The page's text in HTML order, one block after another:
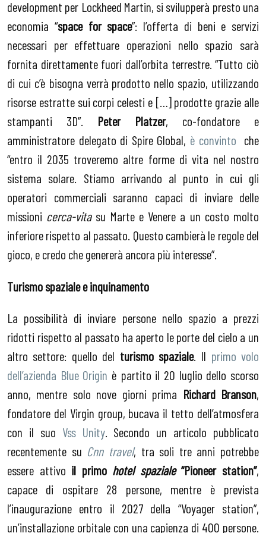
development per Lockheed Martin, si svilupperà presto una
economia “space for space”: l’offerta di beni e servizi
necessari per effettuare operazioni nello spazio sarà
fornita direttamente fuori dall’orbita terrestre. “Tutto ciò
di cui c’è bisogna verrà prodotto nello spazio, utilizzando
risorse estratte sui corpi celesti e […] prodotte grazie alle
stampanti 3D”. Peter Platzer, co-fondatore e
amministratore delegato di Spire Global, è convinto che
“entro il 2035 troveremo altre forme di vita nel nostro
sistema solare. Stiamo arrivando al punto in cui gli
operatori commerciali saranno capaci di inviare delle
missioni cerca-vitasu Marte e Venere a un costo molto
inferiore rispetto al passato. Questo cambierà le regole del
gioco, e credo che genererà ancora più interesse”.
Turismo spaziale e inquinamento
La possibilità di inviare persone nello spazio a prezzi
ridotti rispetto al passato ha aperto le porte del cielo a un
altro settore: quello del turismo spaziale. Il primo volo
dell’azienda Blue Origin è partito il 20 luglio dello scorso
anno, mentre solo nove giorni prima Richard Branson,
fondatore del Virgin group, bucava il tetto dell’atmosfera
con il suo Vss Unity. Secondo un articolo pubblicato
recentemente su Cnn travel, tra soli tre anni potrebbe
essere attivo il primo hotel spaziale“Pioneer station”,
capace di ospitare 28 persone, mentre è prevista
l’inaugurazione entro il 2027 della “Voyager station”,
un’installazione orbitale con una capienza di 400 persone.